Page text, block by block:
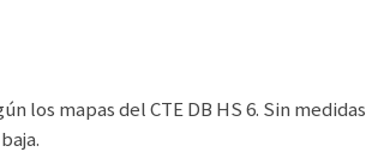
los mapas del CTE DB HS 6. Sin medidas